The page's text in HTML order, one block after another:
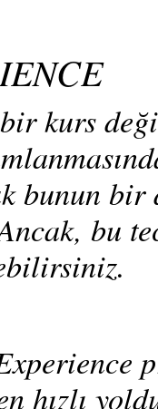
kurs
bunun
bu
hızlı